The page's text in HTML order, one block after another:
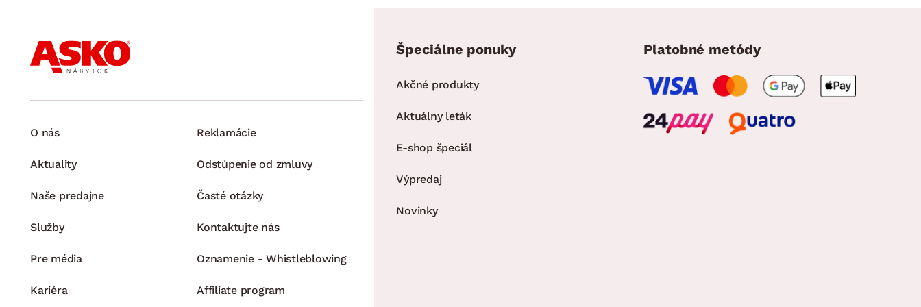
O nás
Aktuality
Naše predajne
Služby
Pre média
Kariéra
Reklamácie
Odstúpenie od zmluvy
Časté otázky
Kontaktujte nás
Oznamenie - Whistleblowing
Affiliate program
Špeciálne ponuky
Akčné produkty
Aktuálny leták
E-shop špeciál
Výpredaj
Novinky
Platobné metódy